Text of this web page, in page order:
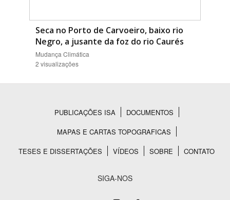
Seca no Porto de Carvoeiro, baixo rio
Negro, a jusante da foz do rio Caurés
Mudança Climática
2 visualizações
Rodapé
PUBLICAÇÕES ISA
DOCUMENTOS
MAPAS E CARTAS TOPOGRAFICAS
TESES E DISSERTAÇÕES
VÍDEOS SOBRE CONTATO
SIGA-NOS